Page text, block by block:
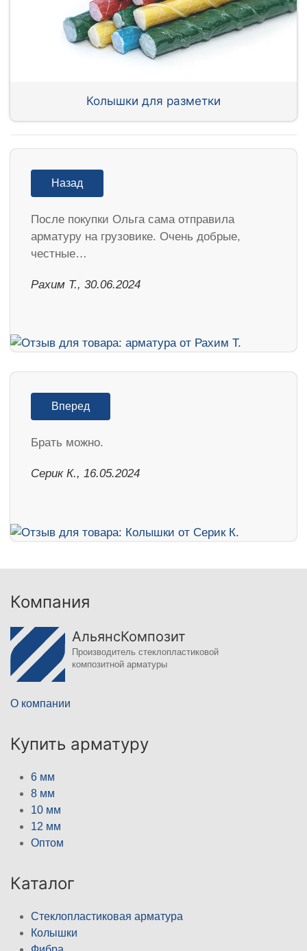
Колышки для разметки
Назад
После покупки Ольга сама отправила
арматуру на грузовике. Очень добрые,
честные…
Рахим Т., 30.06.2024
Вперед
Брать можно.
Серик К., 16.05.2024
Компания
АльянсКомпозит
Производитель стеклопластиковой
композитной арматуры
О компании
Купить арматуру
6 мм
8 мм
10 мм
12 мм
Оптом
Каталог
Стеклопластиковая арматура
Колышки